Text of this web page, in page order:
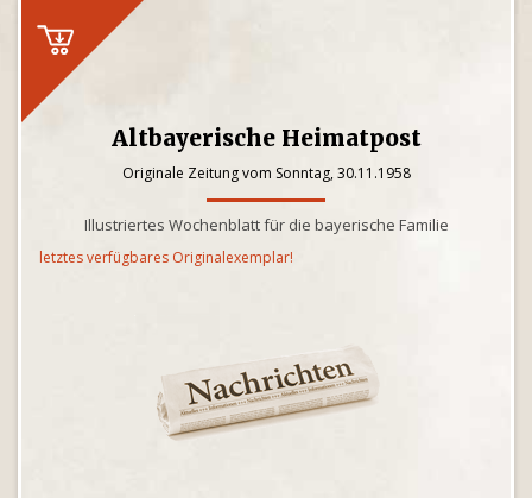
Altbayerische Heimatpost
Originale Zeitung vom Sonntag, 30.11.1958
Illustriertes Wochenblatt für die bayerische Familie
letztes verfügbares Originalexemplar!